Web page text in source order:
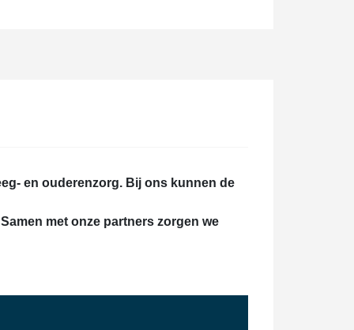
en ouderenzorg. Bij ons kunnen de
met onze partners zorgen we